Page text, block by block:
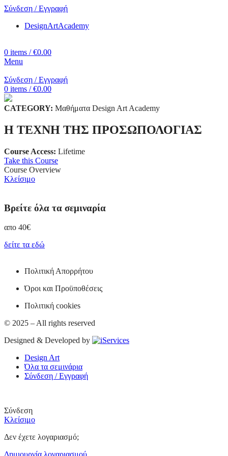
Σύνδεση / Εγγραφή
DesignArtAcademy
0 items / €0.00
Menu
Σύνδεση / Εγγραφή
0 items / €0.00
CATEGORY: Μαθήματα Design Art Academy
Η ΤΕΧΝΗ ΤΗΣ ΠΡΟΣΩΠΟΛΟΓΙΑΣ
Course Access: Lifetime
Take this Course
Course Overview
Κλείσιμο
Βρείτε όλα τα σεμιναρία
απο 40€
δείτε τα εδώ
Πολιτική Απορρήτου
Όροι και Προϋποθέσεις
Πολιτική cookies
© 2025 – All rights reserved
Designed & Developed by
Design Art
Όλα τα σεμινάρια
Σύνδεση / Εγγραφή
Σύνδεση
Κλείσιμο
Δεν έχετε λογαριασμό;